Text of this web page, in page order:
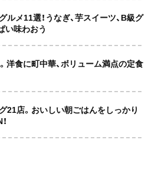
メ11選！うなぎ、芋スイーツ、B級グ
い味わおう
洋食に町中華、ボリューム満点の定食
21店。おいしい朝ごはんをしっかり